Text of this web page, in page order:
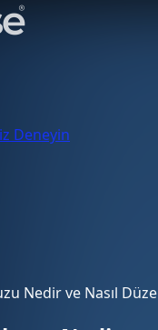
Deneyin
Nedir ve Nasıl